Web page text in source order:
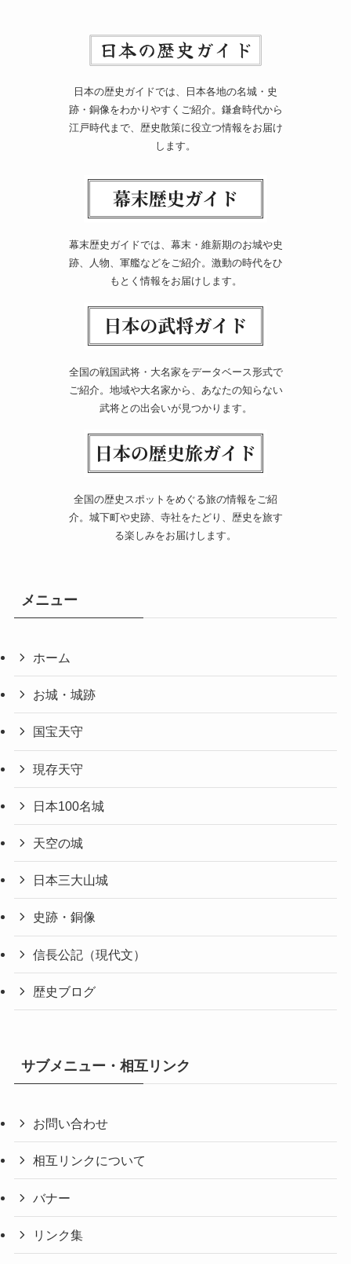
日本の歴史ガイドでは、日本各地の名城・史
跡・銅像をわかりやすくご紹介。鎌倉時代から
江戸時代まで、歴史散策に役立つ情報をお届け
します。
幕末歴史ガイドでは、幕末・維新期のお城や史
跡、人物、軍艦などをご紹介。激動の時代をひ
もとく情報をお届けします。
全国の戦国武将・大名家をデータベース形式で
ご紹介。地域や大名家から、あなたの知らない
武将との出会いが見つかります。
全国の歴史スポットをめぐる旅の情報をご紹
介。城下町や史跡、寺社をたどり、歴史を旅す
る楽しみをお届けします。
メニュー
ホーム
お城・城跡
国宝天守
現存天守
日本100名城
天空の城
日本三大山城
史跡・銅像
信長公記（現代文）
歴史ブログ
サブメニュー・相互リンク
お問い合わせ
相互リンクについて
バナー
リンク集